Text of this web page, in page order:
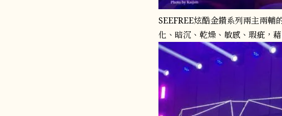
SEEFREE炫酷金鑽系列兩主兩
化、暗沉、乾燥、敏感、瑕疵，